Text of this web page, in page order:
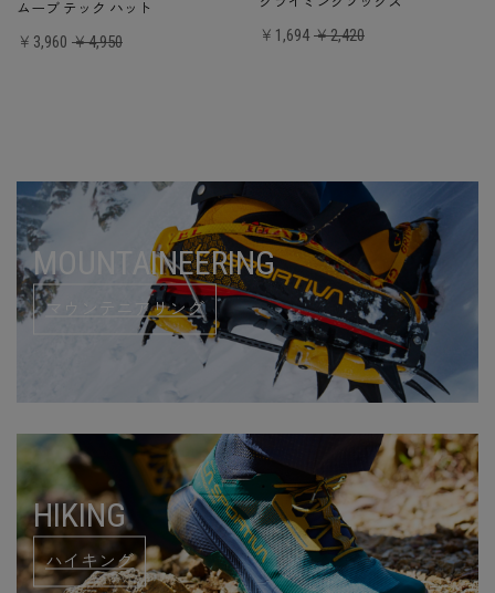
ムーブ テック ハット
￥3,960 ￥4,950 ￥1,694 ￥2,420
MOUNTAINEERING
マウンテニアリング
HIKING
ハイキング